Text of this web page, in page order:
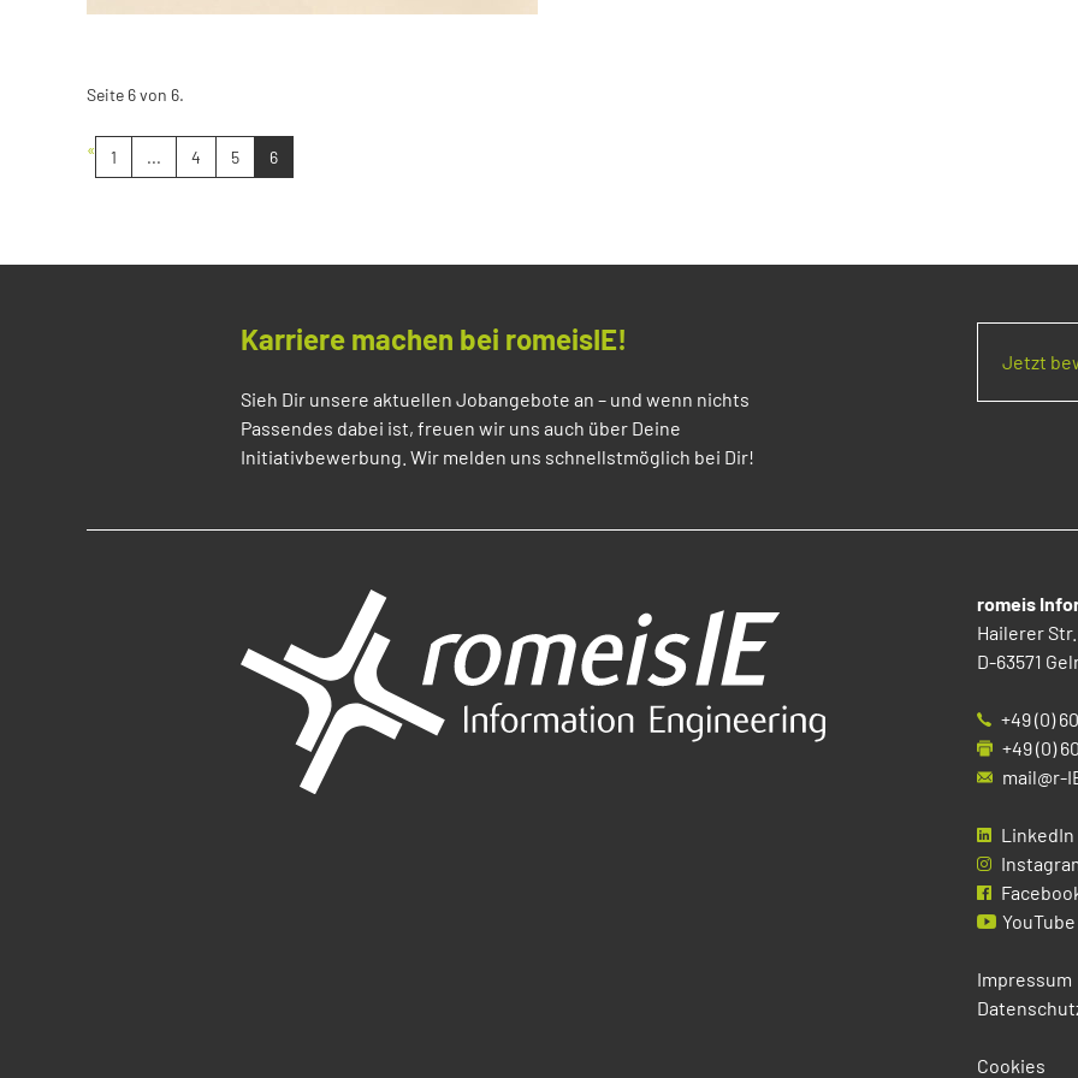
Seite 6 von 6.
« 1 ... 4 5 6
Karriere machen bei romeisIE!
Sieh Dir unsere aktuellen Jobangebote an – und wenn nichts
Passendes dabei ist, freuen wir uns auch über Deine
Initiativbewerbung. Wir melden uns schnellstmöglich bei Dir!
Jetzt
romeis
Hailerer Str.
D-63571
+49 (0)
+49 (0)
mail@r-
LinkedIn
YouTube
Impressum
Cookies